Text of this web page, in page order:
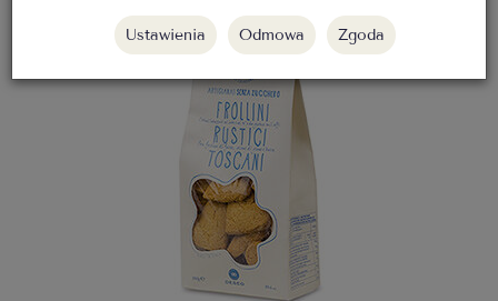
Ustawienia Odmowa Zgoda